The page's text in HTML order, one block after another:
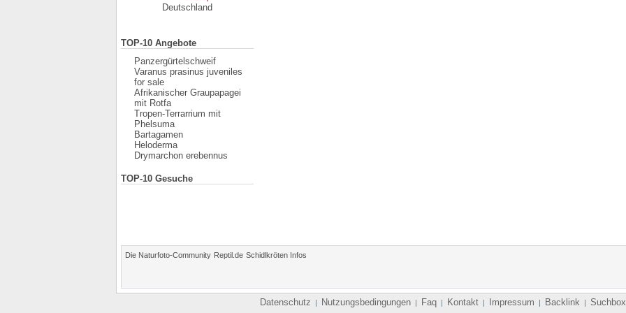
Deutschland
TOP-10 Angebote
Panzergürtelschweif
Varanus prasinus juveniles
for sale
Afrikanischer Graupapagei
mit Rotfa
Tropen-Terrarrium mit
Phelsuma
Bartagamen
Heloderma
Drymarchon erebennus
TOP-10 Gesuche
Die Naturfoto-Community Reptil.de Schidlkröten Infos
Datenschutz | Nutzungsbedingungen | Faq | Kontakt | Impressum | Backlink |